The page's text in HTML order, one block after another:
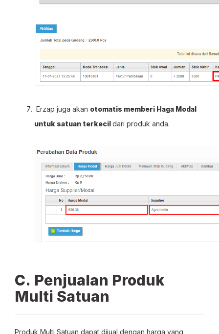
Erzap juga akan otomatis memberi Haga Modal
untuk satuan terkecildari produk anda.
C. Penjualan Produk
Multi Satuan
Produk Multi Satuan dapat dijual dengan harga yang